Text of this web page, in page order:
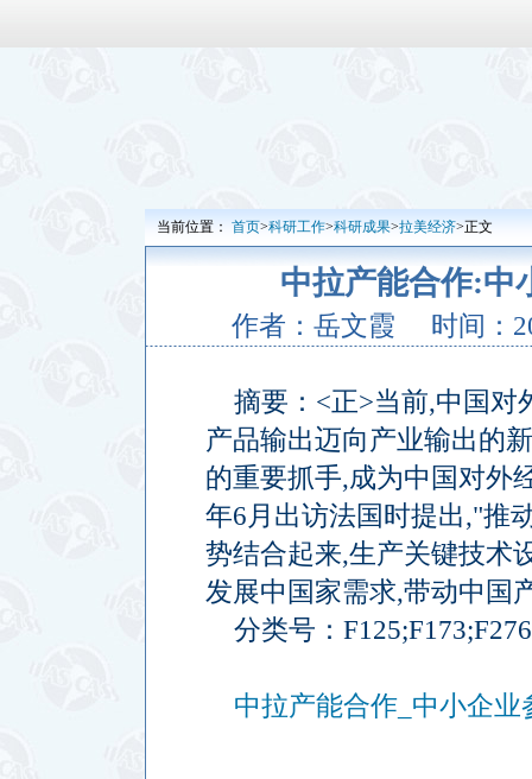
当前位置： 首页>科研工作>科研成果>拉美经济>正文
中拉产能合作:中
作者：岳文霞 时间：
摘要： <正>当前,中国对
产品输出迈向产业输出的
的重要抓手,成为中国对外
年6月出访法国时提出,"推
势结合起来,生产关键技术
发展中国家需求,带动中国
分类号：
中拉产能合作_中小企